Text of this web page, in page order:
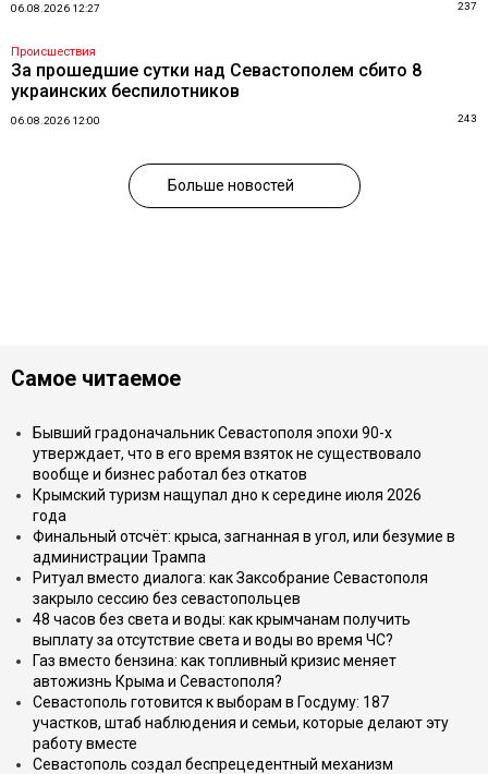
06.08.2026 12:27 237
Происшествия
За прошедшие сутки над Севастополем сбито 8
украинских беспилотников
06.08.2026 12:00 243
Больше новостей
Самое читаемое
Бывший градоначальник Севастополя эпохи 90-х
утверждает, что в его время взяток не существовало
вообще и бизнес работал без откатов
Крымский туризм нащупал дно к середине июля 2026
года
Финальный отсчёт: крыса, загнанная в угол, или безумие в
администрации Трампа
Ритуал вместо диалога: как Заксобрание Севастополя
закрыло сессию без севастопольцев
48 часов без света и воды: как крымчанам получить
выплату за отсутствие света и воды во время ЧС?
Газ вместо бензина: как топливный кризис меняет
автожизнь Крыма и Севастополя?
Севастополь готовится к выборам в Госдуму: 187
участков, штаб наблюдения и семьи, которые делают эту
работу вместе
Севастополь создал беспрецедентный механизм